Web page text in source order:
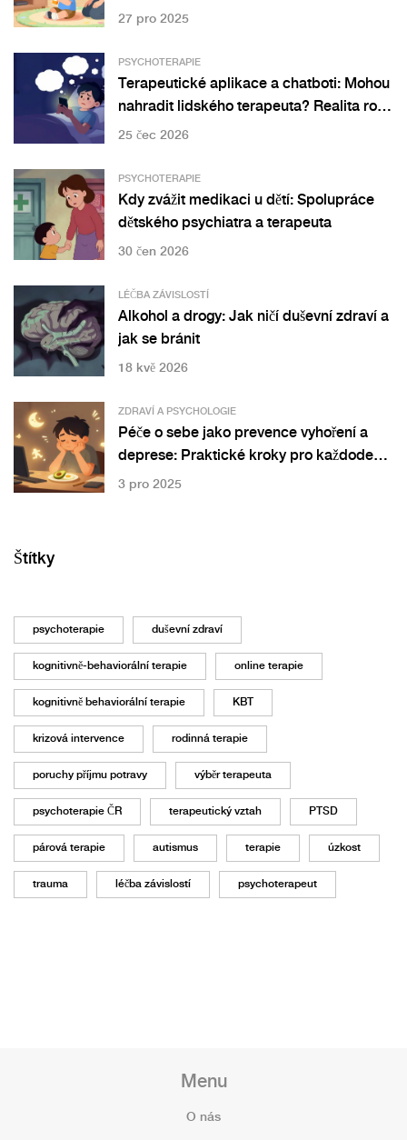
27 pro 2025
PSYCHOTERAPIE
Terapeutické aplikace a chatboti: Mohou
nahradit lidského terapeuta? Realita roku
2026
25 čec 2026
PSYCHOTERAPIE
Kdy zvážit medikaci u dětí: Spolupráce
dětského psychiatra a terapeuta
30 čen 2026
LÉČBA ZÁVISLOSTÍ
Alkohol a drogy: Jak ničí duševní zdraví a
jak se bránit
18 kvě 2026
ZDRAVÍ A PSYCHOLOGIE
Péče o sebe jako prevence vyhoření a
deprese: Praktické kroky pro každodenní
odpor
3 pro 2025
Štítky
psychoterapie duševní zdraví
kognitivně-behaviorální terapie online terapie
kognitivně behaviorální terapie KBT
krizová intervence rodinná terapie
poruchy příjmu potravy výběr terapeuta
psychoterapie ČR terapeutický vztah PTSD
párová terapie autismus terapie úzkost
trauma léčba závislostí psychoterapeut
Menu
O nás